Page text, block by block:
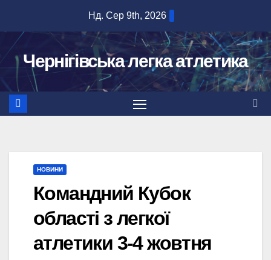
вмісту
Нд. Сер 9th, 2026
Чернігівська легка атлетика
НОВИНИ
Командний Кубок
області з легкої
атлетики 3-4 жовтня